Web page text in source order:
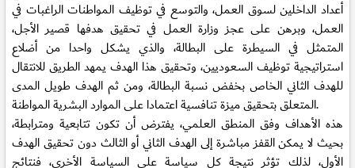
أعداد الداخلين لسوق العمل، والتوسع في توظيف المواطنات الراغبات في
العمل، وبرهن على عجز وزارة العمل في تحقيق هدفها قصير الأجل،
المتمثل في السيطرة على البطالة، والذي يشكل واحدا من أضلاع
استراتيجية توظيف السعوديين، وتحقيق هذا الهدف يمهد الطريق للانتقال
للهدف الثاني الخاص بخفض نسبة البطالة، ومن ثم الهدف طويل المدى
المتعلق بتحقيق ميزة تنافسية اعتمادا على الموارد البشرية المواطنة.
هذه الأهداف وفق المنطق العلمي، يفترض أن تكون تتابعية ومترابطة،
بحيث لا يمكن القفز مباشرة إلى الهدف الثاني أو الثالث دون تحقيق الهدف
الأول، لذلك تؤثر نتيجة كل سياسة على السياسة الأخرى، فنتائج